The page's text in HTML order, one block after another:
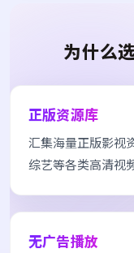
为什么
正版资源库
汇集海量正版影视
综艺等各类高清视
无广告播放